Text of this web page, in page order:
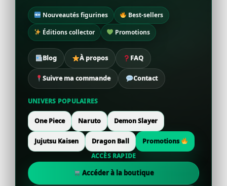
Nouveautés figurines
Best-sellers
Éditions collector
Promotions
Blog À propos FAQ
Suivre ma commande Contact
UNIVERS POPULAIRES
One Piece Naruto Demon Slayer
Jujutsu Kaisen Dragon Ball
Promotions
ACCÈS RAPIDE
Accéder à la boutique